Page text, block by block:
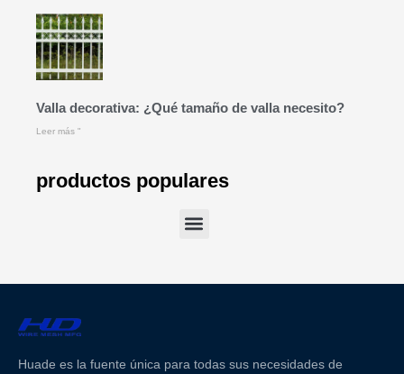
Valla decorativa: ¿Qué tamaño de valla necesito?
Leer más "
productos populares
Huade es la fuente única para todas sus necesidades de